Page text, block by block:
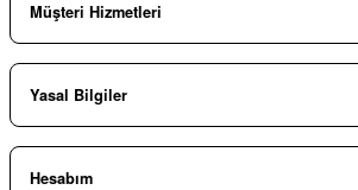
Müşteri Hizmetleri
Yasal Bilgiler
Hesabım